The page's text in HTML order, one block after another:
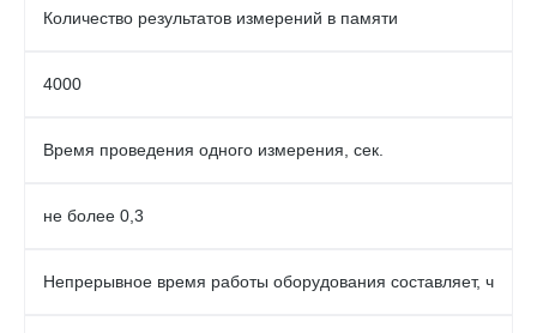
Количество результатов измерений в памяти
4000
Время проведения одного измерения, сек.
не более 0,3
Непрерывное время работы оборудования составляет, ч